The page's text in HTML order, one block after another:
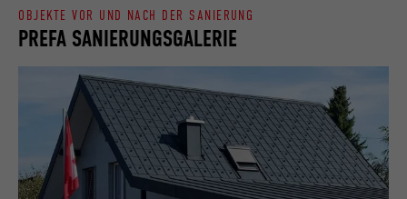
PREFA SANIERUNGSGALERIE
OBJEKTE VOR UND NACH DER SANIERUNG
Zweck
Webseite ein eingebettetes "Folgen Sie
uns"-Fenster enthält.
bcookie
Anbieter LinkedIn
Laufzeit 2 Jahre